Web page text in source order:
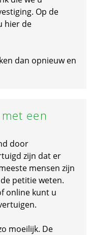
Op de
hier de
dan opnieuw en
een
door
zijn dat er
mensen zijn
petitie weten.
online kunt u
moeilijk. De